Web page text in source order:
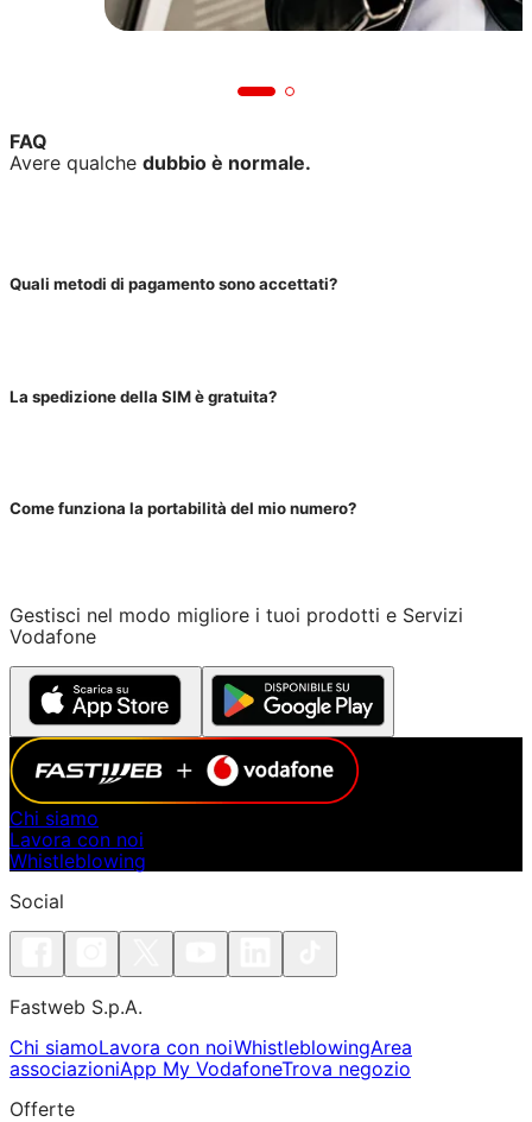
FAQ
Avere qualche dubbio è normale.
Quali metodi di pagamento sono accettati?
La spedizione della SIM è gratuita?
Come funziona la portabilità del mio numero?
Gestisci nel modo migliore i tuoi prodotti e Servizi
Vodafone
Chi siamo
Lavora con noi
Whistleblowing
Social
Fastweb S.p.A.
Chi siamoLavora con noiWhistleblowingArea
associazioniApp My VodafoneTrova negozio
Offerte